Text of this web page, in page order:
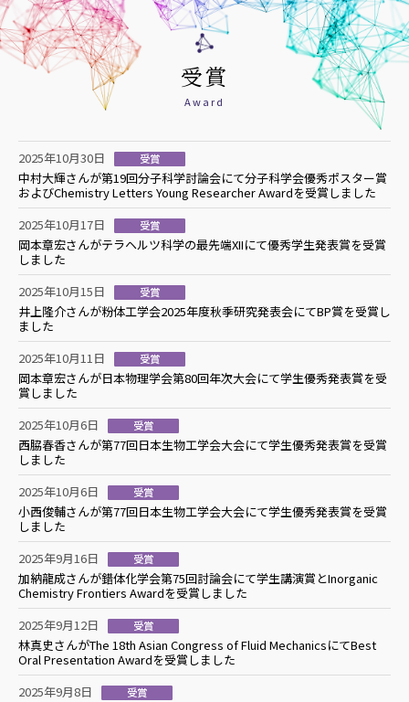
受賞
Award
2025年10月30日 受賞
中村大輝さんが第19回分子科学討論会にて分子科学会優秀ポスター賞
およびChemistry Letters Young Researcher Awardを受賞しました
2025年10月17日
受賞
岡本章宏さんがテラヘルツ科学の最先端XIIにて優秀学生発表賞を受賞
しました
2025年10月15日
受賞
井上隆介さんが粉体工学会2025年度秋季研究発表会にてBP賞を受賞し
ました
2025年10月11日
受賞
岡本章宏さんが日本物理学会第80回年次大会にて学生優秀発表賞を受
賞しました
2025年10月6日
受賞
西脇春香さんが第77回日本生物工学会大会にて学生優秀発表賞を受賞
しました
2025年10月6日
受賞
小西俊輔さんが第77回日本生物工学会大会にて学生優秀発表賞を受賞
しました
2025年9月16日
受賞
加納龍成さんが錯体化学会第75回討論会にて学生講演賞とInorganic
Chemistry Frontiers Awardを受賞しました
2025年9月12日
受賞
林真史さんがThe 18th Asian Congress of Fluid MechanicsにてBest
Oral Presentation Awardを受賞しました
2025年9月8日
受賞